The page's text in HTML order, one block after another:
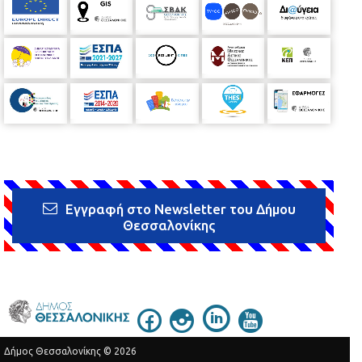
Εγγραφή στο Newsletter του Δήμου
Θεσσαλονίκης
Δήμος Θεσσαλονίκης © 2026